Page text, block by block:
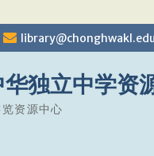
独立中学资
资源中心